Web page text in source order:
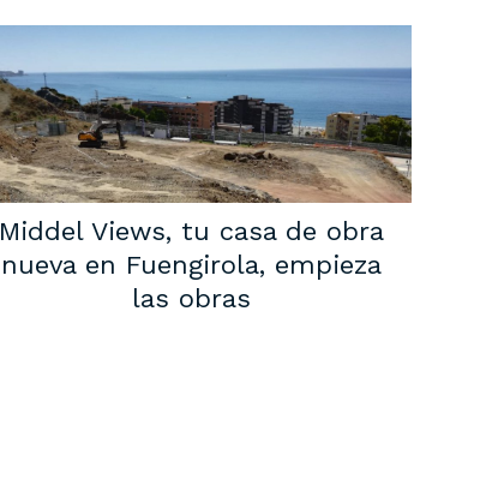
Middel Views, tu casa de obra
nueva en Fuengirola, empieza
las obras